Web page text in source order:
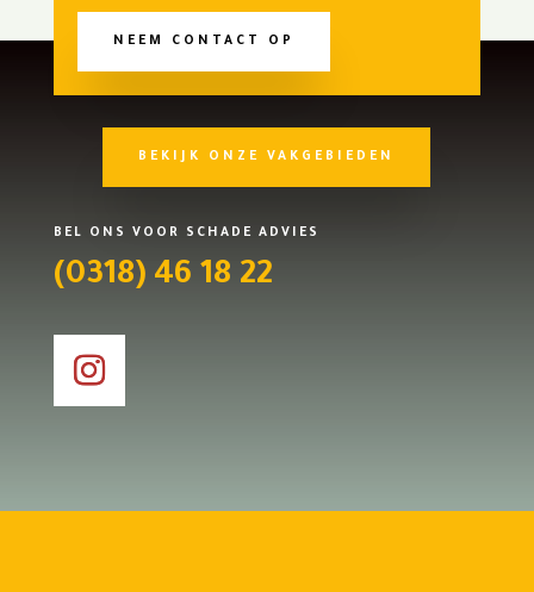
NEEM CONTACT OP
BEKIJK ONZE VAKGEBIEDEN
BEL ONS VOOR SCHADE ADVIES
(0318) 46 18 22